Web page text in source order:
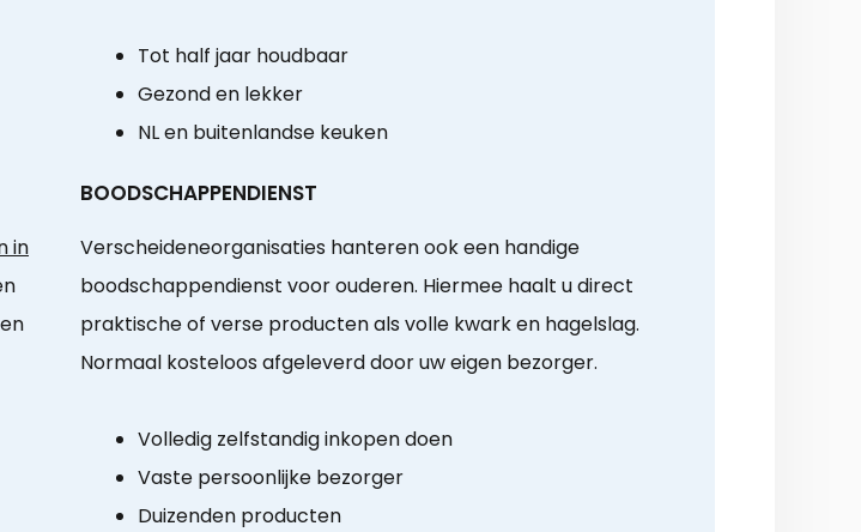
Tot half jaar houdbaar
Gezond en lekker
NL en buitenlandse keuken
in
BOODSCHAPPENDIENST
Verscheideneorganisaties hanteren ook een handige
boodschappendienst voor ouderen. Hiermee haalt u direct
praktische of verse producten als volle kwark en hagelslag.
Normaal kosteloos afgeleverd door uw eigen bezorger.
Volledig zelfstandig inkopen doen
Vaste persoonlijke bezorger
Duizenden producten